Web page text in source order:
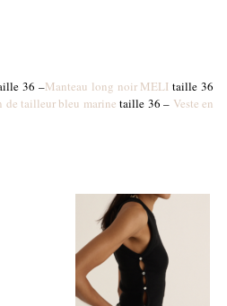
36 –Manteau long noir MELI taille 36
de tailleur bleu marine taille 36 – Veste en